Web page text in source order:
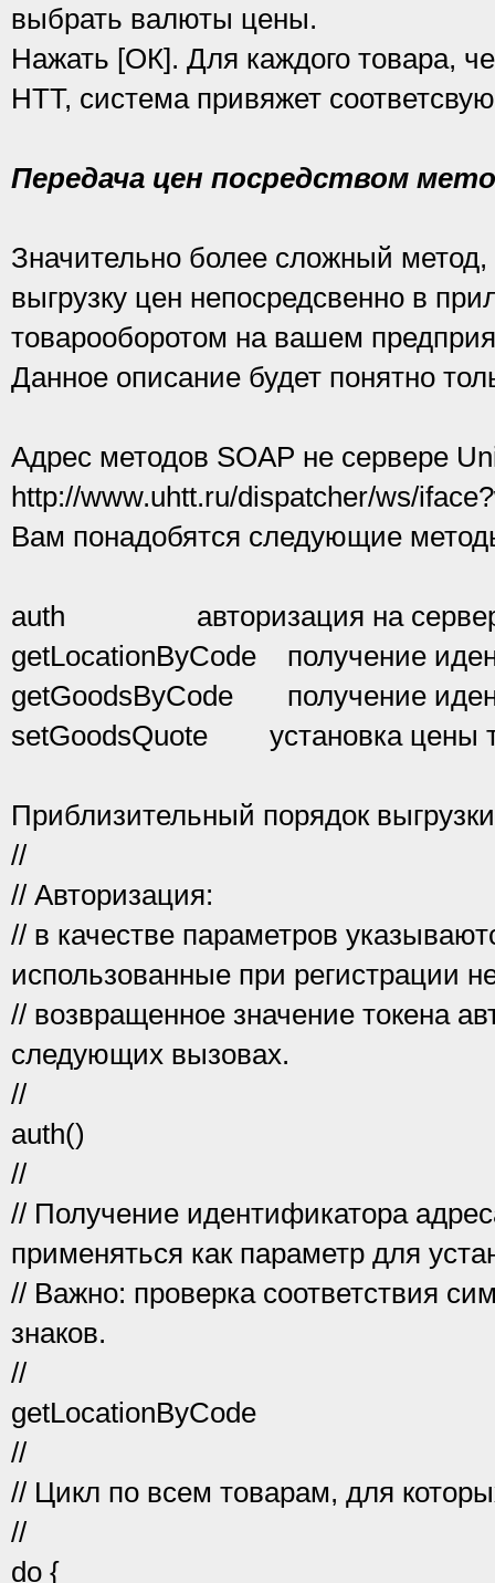
выбрать валюты цены.
Нажать [ОК]. Для каждого товара,
HTT, система привяжет
Передача цен посредством
Значительно более сложный метод,
выгрузку цен непосредсвенно в
товарооборотом на вашем
Данное описание будет понятно
Адрес методов SOAP не сервере
http://www.uhtt.ru/dispatcher/ws/
Вам понадобятся следующие
auth авторизация на
getLocationByCode получение
getGoodsByCode получение
setGoodsQuote установка цены
Приблизительный порядок
//
// Авторизация:
// в качестве параметров
использованные при регистрации
// возвращенное значение токена
следующих вызовах.
//
auth()
//
// Получение идентификатора
применяться как параметр для
// Важно: проверка соответствия
знаков.
//
getLocationByCode
//
// Цикл по всем товарам, для
//
do {